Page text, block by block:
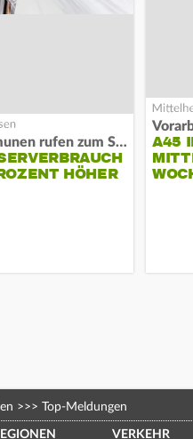
Kommunen rufen zum Sparen auf
HÖHER
A45
>>> Top-Meldungen
VERKEHR